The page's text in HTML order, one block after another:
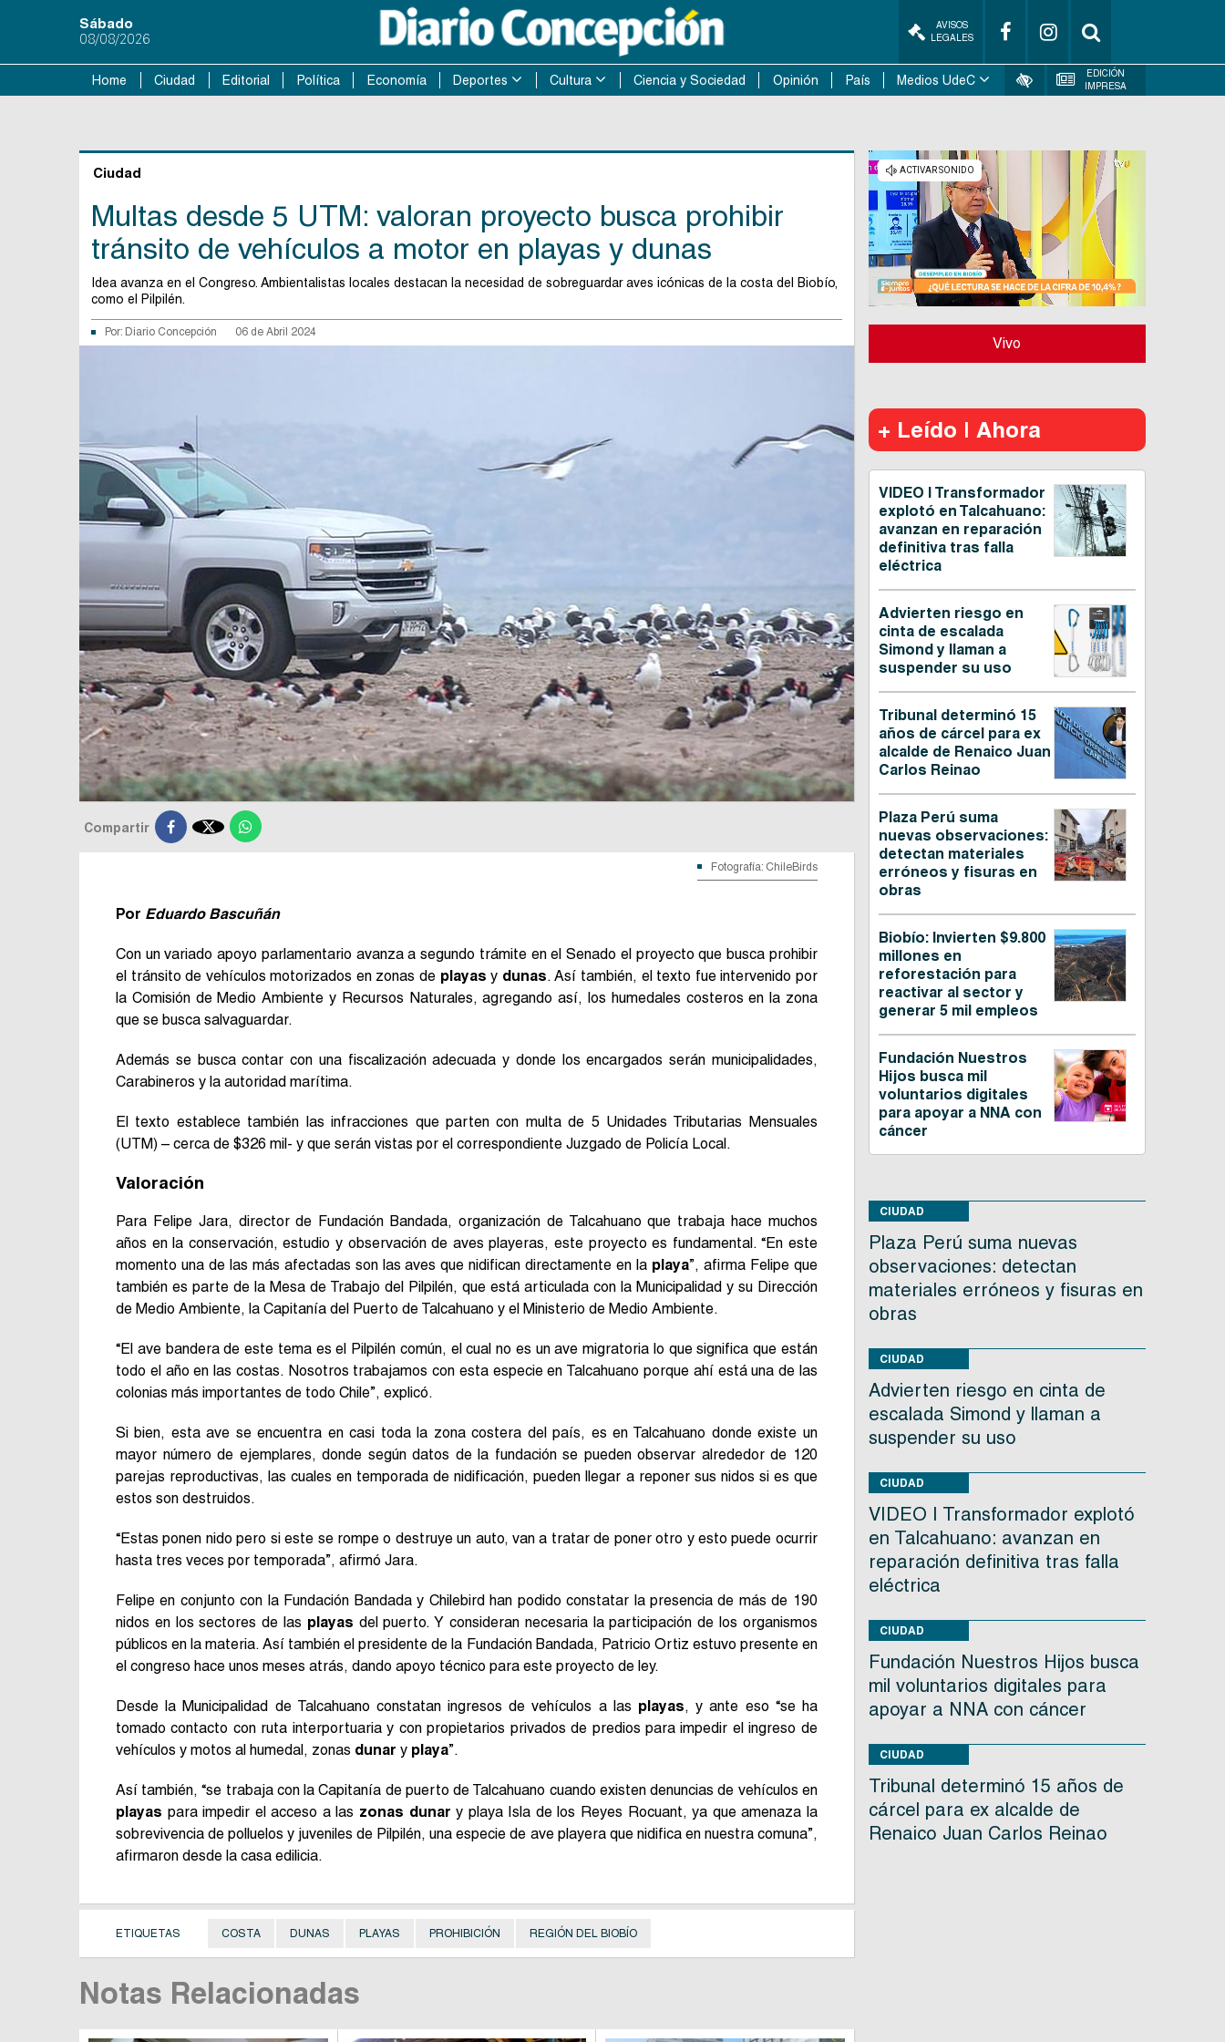
Sábado
08/08/2026
AVISOS
LEGALES
Home Ciudad Editorial Política Economía Deportes Cultura Ciencia y Sociedad Opinión País Medios UdeC
EDICIÓN
IMPRESA
Ciudad
Multas desde 5 UTM: valoran proyecto busca prohibir
tránsito de vehículos a motor en playas y dunas
Idea avanza en el Congreso. Ambientalistas locales destacan la necesidad de sobreguardar aves icónicas de la costa del Biobío,
como el Pilpilén.
Por: Diario Concepción 06 de Abril 2024
Compartir 
Fotografía: ChileBirds
Por Eduardo Bascuñán
Con un variado apoyo parlamentario avanza a segundo trámite en el Senado el proyecto que busca prohibir
el tránsito de vehículos motorizados en zonas de playas y dunas. Así también, el texto fue intervenido por
la Comisión de Medio Ambiente y Recursos Naturales, agregando así, los humedales costeros en la zona
que se busca salvaguardar.
Además se busca contar con una fiscalización adecuada y donde los encargados serán municipalidades,
Carabineros y la autoridad marítima.
El texto establece también las infracciones que parten con multa de 5 Unidades Tributarias Mensuales
(UTM) – cerca de $326 mil- y que serán vistas por el correspondiente Juzgado de Policía Local.
Valoración
Para Felipe Jara, director de Fundación Bandada, organización de Talcahuano que trabaja hace muchos
años en la conservación, estudio y observación de aves playeras, este proyecto es fundamental. “En este
momento una de las más afectadas son las aves que nidifican directamente en la playa”, afirma Felipe que
también es parte de la Mesa de Trabajo del Pilpilén, que está articulada con la Municipalidad y su Dirección
de Medio Ambiente, la Capitanía del Puerto de Talcahuano y el Ministerio de Medio Ambiente.
“El ave bandera de este tema es el Pilpilén común, el cual no es un ave migratoria lo que significa que están
todo el año en las costas. Nosotros trabajamos con esta especie en Talcahuano porque ahí está una de las
colonias más importantes de todo Chile”, explicó.
Si bien, esta ave se encuentra en casi toda la zona costera del país, es en Talcahuano donde existe un
mayor número de ejemplares, donde según datos de la fundación se pueden observar alrededor de 120
parejas reproductivas, las cuales en temporada de nidificación, pueden llegar a reponer sus nidos si es que
estos son destruidos.
“Estas ponen nido pero si este se rompe o destruye un auto, van a tratar de poner otro y esto puede ocurrir
hasta tres veces por temporada”, afirmó Jara.
Felipe en conjunto con la Fundación Bandada y Chilebird han podido constatar la presencia de más de 190
nidos en los sectores de las playas del puerto. Y consideran necesaria la participación de los organismos
públicos en la materia. Así también el presidente de la Fundación Bandada, Patricio Ortiz estuvo presente en
el congreso hace unos meses atrás, dando apoyo técnico para este proyecto de ley.
Desde la Municipalidad de Talcahuano constatan ingresos de vehículos a las playas, y ante eso “se ha
tomado contacto con ruta interportuaria y con propietarios privados de predios para impedir el ingreso de
vehículos y motos al humedal, zonas dunar y playa”.
Así también, “se trabaja con la Capitanía de puerto de Talcahuano cuando existen denuncias de vehículos en
playas para impedir el acceso a las zonas dunar y playa Isla de los Reyes Rocuant, ya que amenaza la
sobrevivencia de polluelos y juveniles de Pilpilén, una especie de ave playera que nidifica en nuestra comuna”,
afirmaron desde la casa edilicia.
ETIQUETAS COSTA DUNAS PLAYAS PROHIBICIÓN REGIÓN DEL BIOBÍO
Notas Relacionadas
Vivo
+ Leído | Ahora
VIDEO | Transformador
explotó en Talcahuano:
avanzan en reparación
definitiva tras falla
eléctrica
Advierten riesgo en
cinta de escalada
Simond y llaman a
suspender su uso
Tribunal determinó 15
años de cárcel para ex
alcalde de Renaico Juan
Carlos Reinao
Plaza Perú suma
nuevas observaciones:
detectan materiales
erróneos y fisuras en
obras
Biobío: Invierten $9.800
millones en
reforestación para
reactivar al sector y
generar 5 mil empleos
Fundación Nuestros
Hijos busca mil
voluntarios digitales
para apoyar a NNA con
cáncer
CIUDAD
Plaza Perú suma nuevas
observaciones: detectan
materiales erróneos y fisuras en
obras
CIUDAD
Advierten riesgo en cinta de
escalada Simond y llaman a
suspender su uso
CIUDAD
VIDEO | Transformador explotó
en Talcahuano: avanzan en
reparación definitiva tras falla
eléctrica
CIUDAD
Fundación Nuestros Hijos busca
mil voluntarios digitales para
apoyar a NNA con cáncer
CIUDAD
Tribunal determinó 15 años de
cárcel para ex alcalde de
Renaico Juan Carlos Reinao